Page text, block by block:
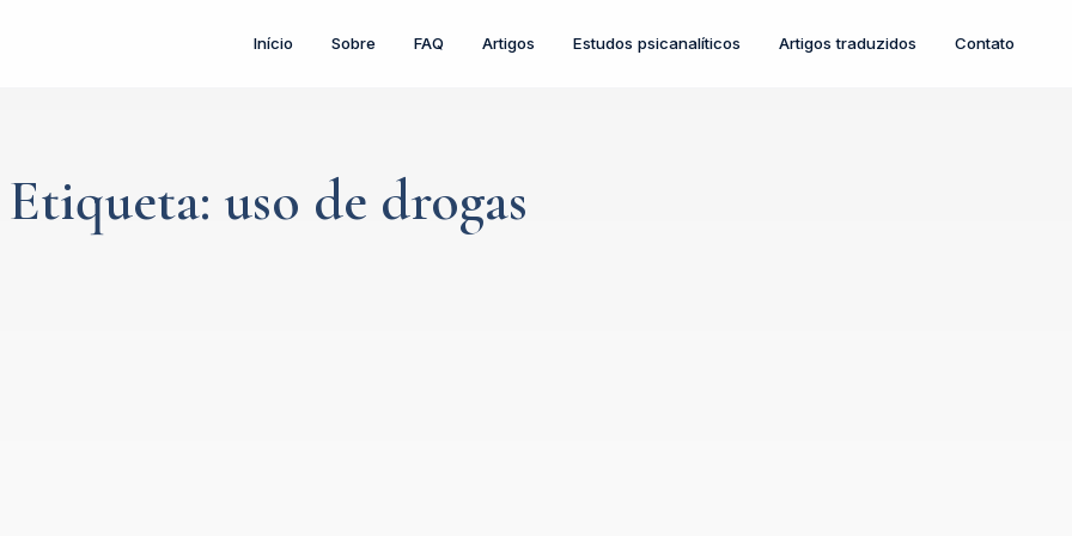
Início Sobre FAQ Artigos Estudos psicanalíticos Artigos traduzidos Contato
Etiqueta: uso de drogas